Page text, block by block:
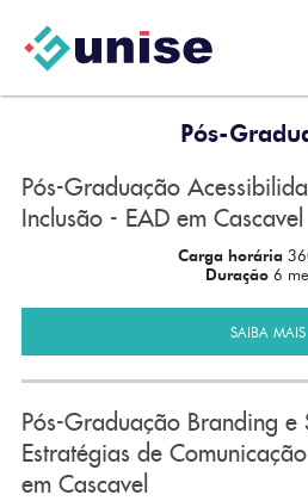
Pós-
Pós-Graduação
Inclusão - EAD em Cascavel
Carga horária
Duração 6
SAIBA MAIS
Pós-Graduação Branding e
Estratégias de
em Cascavel